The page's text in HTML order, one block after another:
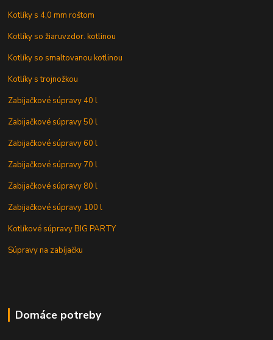
Kotlíky s 4,0 mm roštom
Kotlíky so žiaruvzdor. kotlinou
Kotlíky so smaltovanou kotlinou
Kotlíky s trojnožkou
Zabijačkové súpravy 40 l
Zabijačkové súpravy 50 l
Zabijačkové súpravy 60 l
Zabijačkové súpravy 70 l
Zabijačkové súpravy 80 l
Zabijačkové súpravy 100 l
Kotlíkové súpravy BIG PARTY
Súpravy na zabíjačku
Domáce potreby